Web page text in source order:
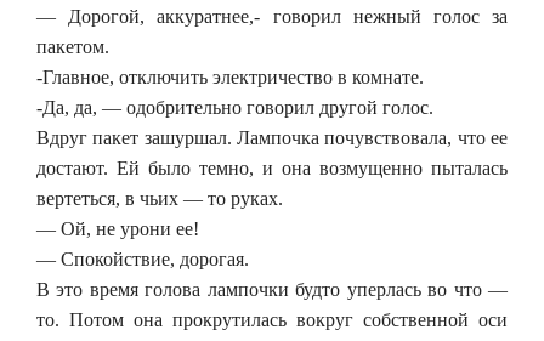
— Дорогой, аккуратнее,- говорил нежный голос за
пакетом.
-Главное, отключить электричество в комнате.
-Да, да, — одобрительно говорил другой голос.
Вдруг пакет зашуршал. Лампочка почувствовала, что ее
достают. Ей было темно, и она возмущенно пыталась
вертеться, в чьих — то руках.
— Ой, не урони ее!
— Спокойствие, дорогая.
В это время голова лампочки будто уперлась во что —
то. Потом она прокрутилась вокруг собственной оси